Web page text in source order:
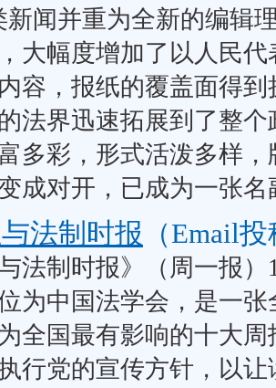
新闻并重为全新的编辑
大幅度增加了以人民
容，报纸的覆盖面得
法界迅速拓展到了整
多彩，形式活泼多样
成对开，已成为一张
法制时报 （Email
与法制时报》（周一报
为中国法学会，是一
全国最有影响的十大
行党的宣传方针，以